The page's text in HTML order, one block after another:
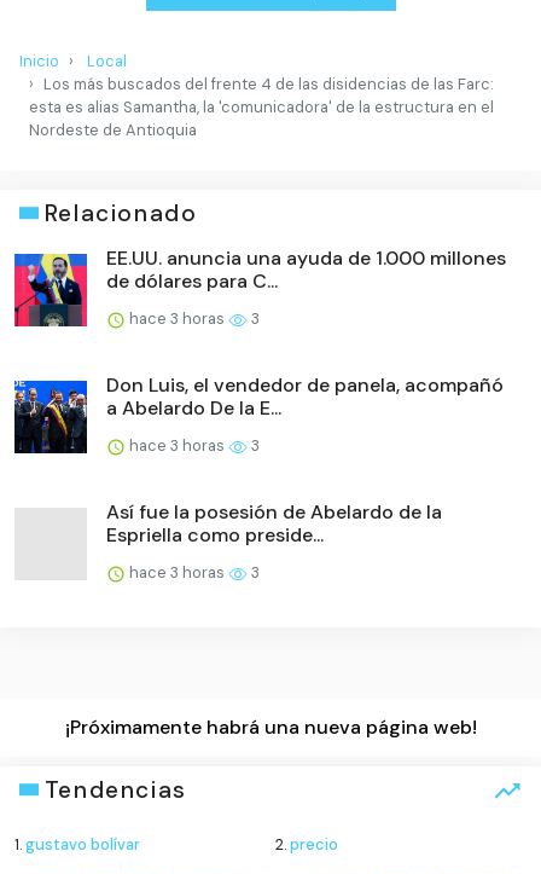
Inicio
Local
Los más buscados del frente 4 de las disidencias de las Farc:
esta es alias Samantha, la 'comunicadora' de la estructura en el
Nordeste de Antioquia
Relacionado
EE.UU. anuncia una ayuda de 1.000 millones
de dólares para C...
hace 3 horas 3
Don Luis, el vendedor de panela, acompañó
a Abelardo De la E...
hace 3 horas 3
Así fue la posesión de Abelardo de la
Espriella como preside...
hace 3 horas 3
¡Próximamente habrá una nueva página web!
Tendencias
1.gustavo bolívar 2.precio